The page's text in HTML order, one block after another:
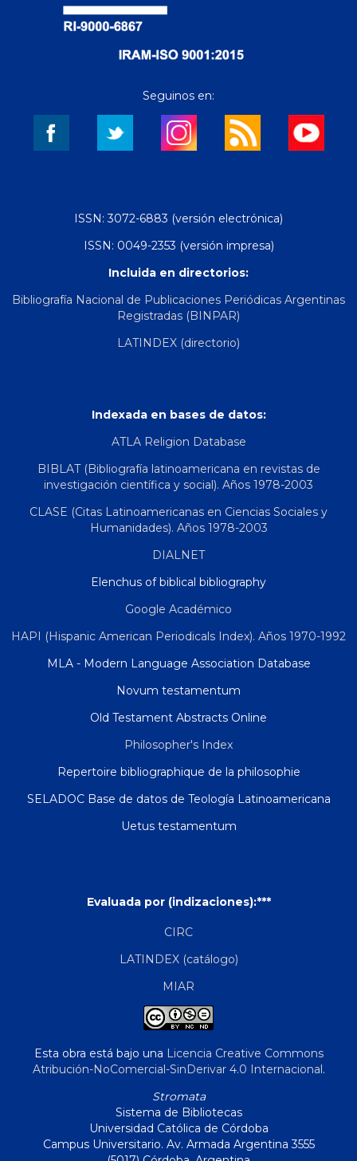
Seguinos en:
ISSN: 3072-6883 (versión electrónica)
ISSN: 0049-2353 (versión impresa)
Incluida en directorios:
Bibliografía Nacional de Publicaciones Periódicas Argentinas
Registradas (BINPAR)
LATINDEX (directorio)
Indexada en bases de datos:
ATLA Religion Database
BIBLAT (Bibliografía latinoamericana en revistas de
investigación científica y social). Años 1978-2003
CLASE (Citas Latinoamericanas en Ciencias Sociales y
Humanidades). Años 1978-2003
DIALNET
Elenchus of biblical bibliography
Google Académico
HAPI (Hispanic American Periodicals Index). Años 1970-1992
MLA - Modern Language Association Database
Novum testamentum
Old Testament Abstracts Online
Philosopher's Index
Repertoire bibliographique de la philosophie
SELADOC Base de datos de Teología Latinoamericana
Uetus testamentum
Evaluada por (indizaciones):***
CIRC
LATINDEX (catálogo)
MIAR
Esta obra está bajo una Licencia Creative Commons
Atribución-NoComercial-SinDerivar 4.0 Internacional.
Stromata
Sistema de Bibliotecas
Universidad Católica de Córdoba
Campus Universitario. Av. Armada Argentina 3555